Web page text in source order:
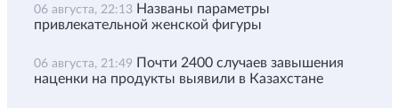
06 августа, 22:13 Названы параметры
привлекательной женской фигуры
06 августа, 21:49 Почти 2400 случаев завышения
наценки на продукты выявили в Казахстане